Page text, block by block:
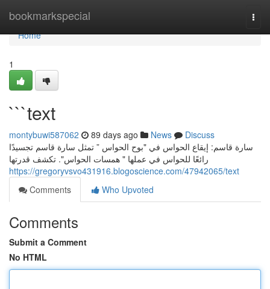
bookmarkspecial
Home
Home
1
```text
montybuwi587062 89 days ago News
Discuss
سارة قاسم: إيقاع الحواس في "بوح الحواس ” تمثل سارة قاسم تجسيدًا
رائعًا للحواس في عملها " همسات الحواس". تكشف قدرتها
https://gregoryvsvo431916.blogoscience.com/47942065/text
Comments
Who Upvoted
Comments
Submit a Comment
No HTML